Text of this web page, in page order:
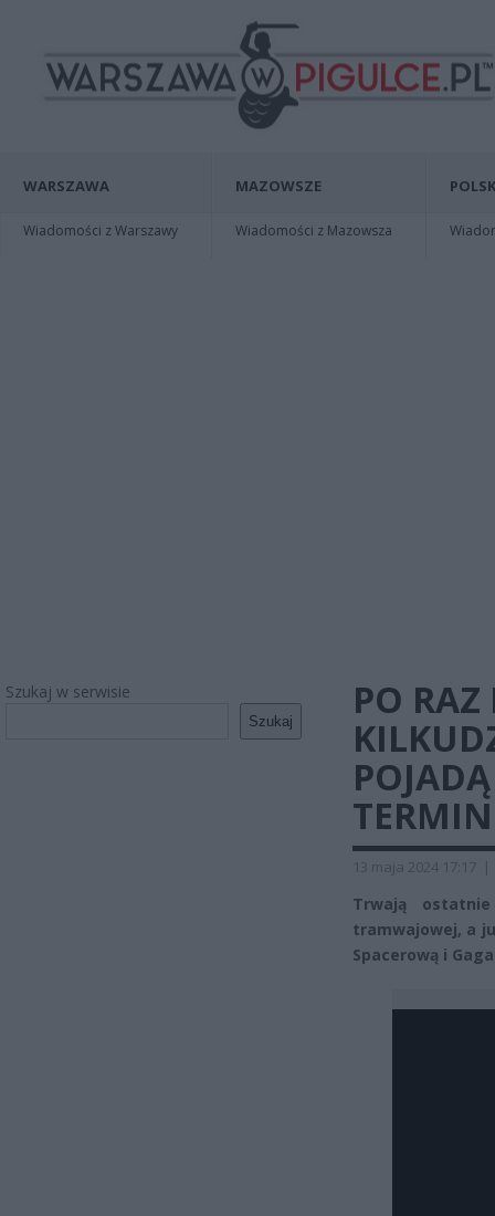
WARSZAWA
Wiadomości z Warszawy
MAZOWSZE
Wiadomości z Mazowsza
Szukaj w serwisie
Szukaj
PO RAZ
TERMIN
13 maja 2024 17:17 |
Trwają
tramwajowej, a
Spacerową i